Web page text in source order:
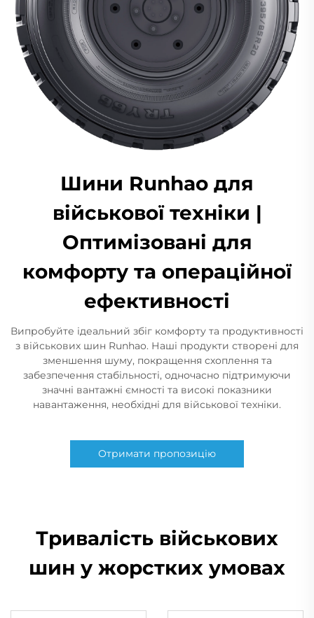
Шини Runhao для
військової техніки |
Оптимізовані для
комфорту та операційної
ефективності
Випробуйте ідеальний збіг комфорту та продуктивності
з військових шин Runhao. Наші продукти створені для
зменшення шуму, покращення схоплення та
забезпечення стабільності, одночасно підтримуючи
значні вантажні ємності та високі показники
навантаження, необхідні для військової техніки.
Отримати пропозицію
Тривалість військових
шин у жорстких умовах